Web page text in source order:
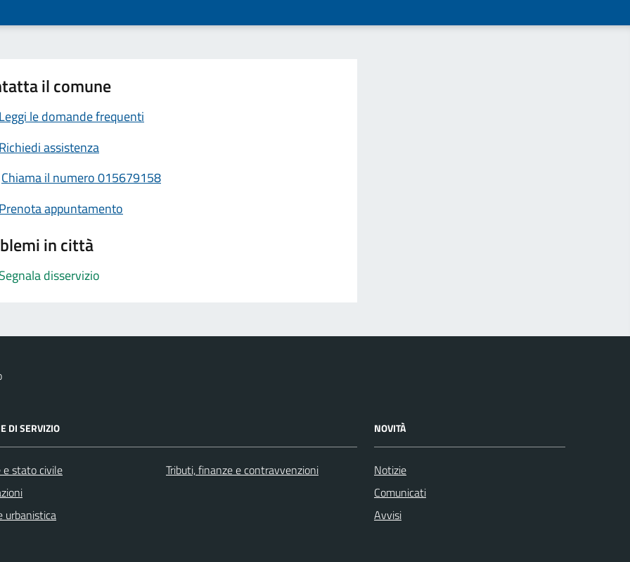
il comune
Leggi le domande frequenti
Richiedi assistenza
Chiama il numero 015679158
Prenota appuntamento
in città
Segnala disservizio
DI SERVIZIO
e stato civile
urbanistica
Tributi, finanze e contravvenzioni
NOVITÀ
Notizie
Comunicati
Avvisi